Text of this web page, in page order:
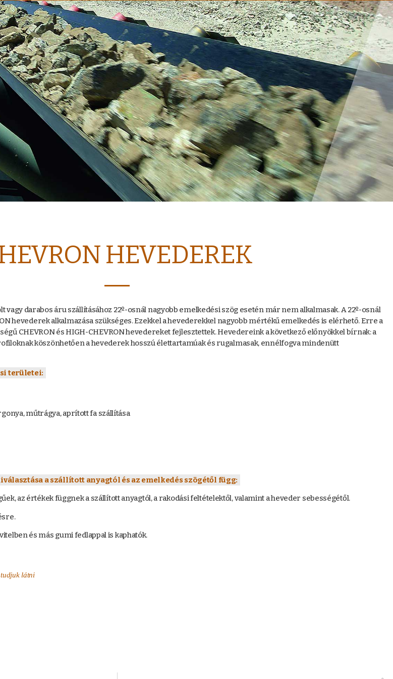
HEVEDEREK
darabos áru szállításához 22º-osnál nagyobb emelkedési szög esetén már nem alkalmasak. A 22º-osnál
hevederek alkalmazása szükséges. Ezekkel a hevederekkel nagyobb mértékű emelkedés is elérhető. Erre a
CHEVRON és HIGH-CHEVRON hevedereket fejlesztettek. Hevedereink a következő előnyökkel bírnak: a
köszönhetően a hevederek hosszú élettartamúak és rugalmasak, ennélfogva mindenütt
területei:
műtrágya, aprított fa szállítása
a szállított anyagtól és az emelkedés szögétől függ:
az értékek függnek a szállított anyagtól, a rakodási feltételektől, valamint a heveder sebességétől.
és más gumi fedlappal is kaphatók.
tudjuk látni